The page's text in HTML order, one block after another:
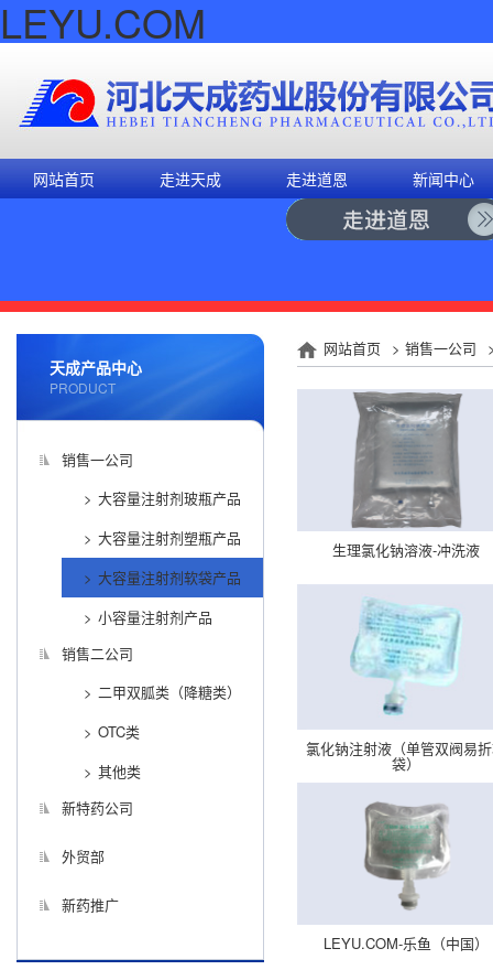
LEYU.COM
网站首页 走进天成 走进道恩 新闻中心
天成产品中心
PRODUCT
销售一公司
大容量注射剂玻瓶产品
大容量注射剂塑瓶产品
大容量注射剂软袋产品
小容量注射剂产品
销售二公司
二甲双胍类（降糖类）
OTC类
其他类
新特药公司
外贸部
新药推广
网站首页 > 销售一公司
生理氯化钠溶液-冲洗液
氯化钠注射液（单管双阀易
袋）
LEYU.COM-乐鱼（中国）